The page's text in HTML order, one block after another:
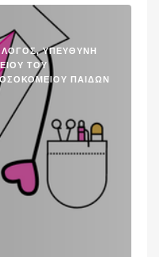
ΥΠΕΎΘΥΝΗ
ΤΟΥ
ΠΑΊΔΩΝ